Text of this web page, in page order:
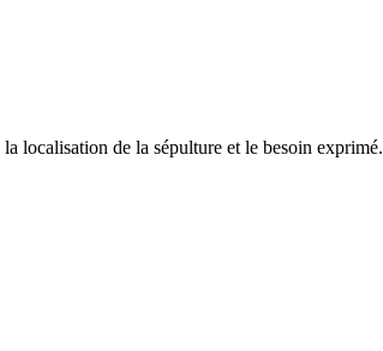
localisation de la sépulture et le besoin exprimé.